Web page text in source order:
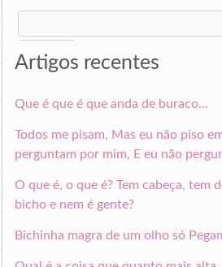
Search
for:
Artigos recentes
Que é que é que anda de buraco…
Todos me pisam, Mas eu não piso
perguntam por mim, E eu não
O que é, o que é? Tem cabeça, tem
bicho e nem é gente?
Bichinha magra de um olho só